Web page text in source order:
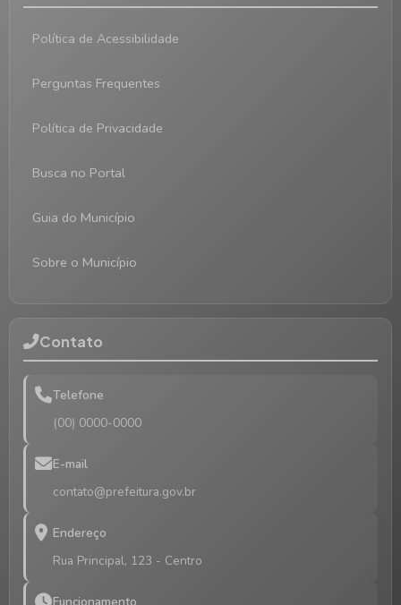
Política de Acessibilidade
Perguntas Frequentes
Política de Privacidade
Busca no Portal
Guia do Município
Sobre o Município
Contato
Telefone
(00) 0000-0000
E-mail
contato@prefeitura.gov.br
Endereço
Rua Principal, 123 - Centro